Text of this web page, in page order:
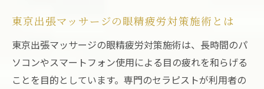
東京出張マッサージの眼精疲労対策施術とは
東京出張マッサージの眼精疲労対策施術は、長時間のパ
ソコンやスマートフォン使用による目の疲れを和らげる
ことを目的としています。専門のセラピストが利用者の